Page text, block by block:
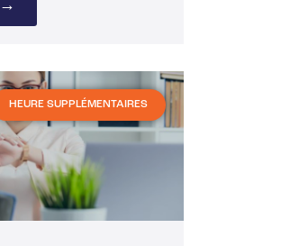
→
HEURE SUPPLÉMENTAIRES